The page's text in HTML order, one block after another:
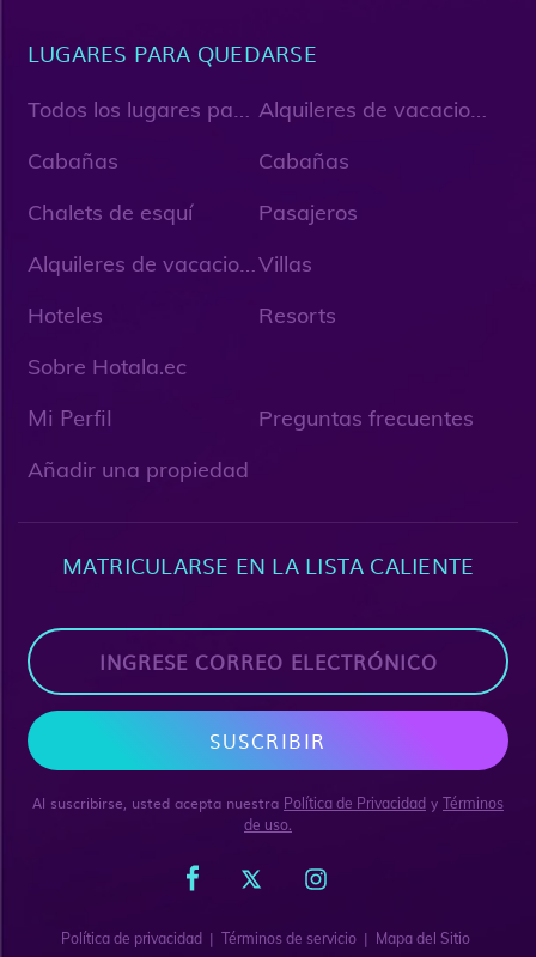
LUGARES PARA QUEDARSE
T
odos los lugares para quedarse A
lquileres de vacaciones
Cabañas
Cabañas
Chalets de esquí
Pasajeros
A
lquileres de vacaciones únicosVillas
Hoteles
Resorts
Sobre Hotala.ec
Mi Perfil
Preguntas frecuentes
Añadir una propiedad
MATRICULARSE EN LA LISTA CALIENTE
SUSCRIBIR
Al suscribirse, usted acepta nuestra Política de Privacidad y Términos
de uso.
Política de privacidad | Términos de servicio | Mapa del Sitio